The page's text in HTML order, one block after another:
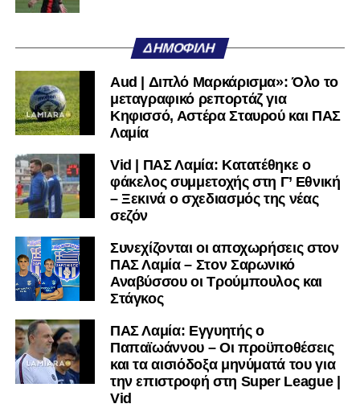
ΔΗΜΟΦΙΛΉ
Aud | Διπλό Μαρκάρισμα»: Όλο το
μεταγραφικό ρεπορτάζ για
Κηφισσό, Αστέρα Σταυρού και ΠΑΣ
Λαμία
Vid | ΠΑΣ Λαμία: Κατατέθηκε ο
φάκελος συμμετοχής στη Γ’ Εθνική
– Ξεκινά ο σχεδιασμός της νέας
σεζόν
Συνεχίζονται οι αποχωρήσεις στον
ΠΑΣ Λαμία – Στον Σαρωνικό
Αναβύσσου οι Τρούμπουλος και
Στάγκος
ΠΑΣ Λαμία: Εγγυητής ο
Παπαϊωάννου – Οι προϋποθέσεις
και τα αισιόδοξα μηνύματά του για
την επιστροφή στη Super League |
Vid